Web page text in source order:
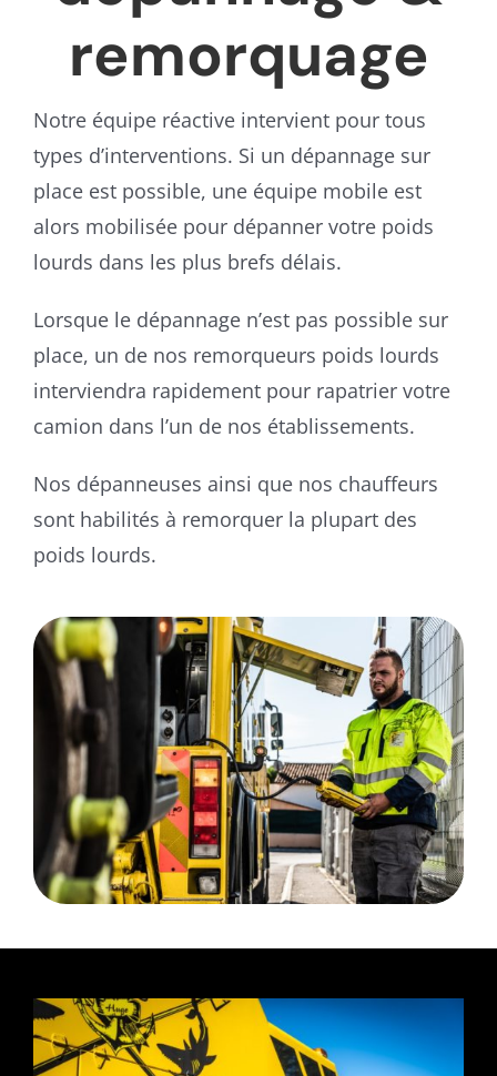
remorquage
Notre équipe réactive intervient pour tous
types d’interventions. Si un dépannage sur
place est possible, une équipe mobile est
alors mobilisée pour dépanner votre poids
lourds dans les plus brefs délais.
Lorsque le dépannage n’est pas possible sur
place, un de nos remorqueurs poids lourds
interviendra rapidement pour rapatrier votre
camion dans l’un de nos établissements.
Nos dépanneuses ainsi que nos chauffeurs
sont habilités à remorquer la plupart des
poids lourds.